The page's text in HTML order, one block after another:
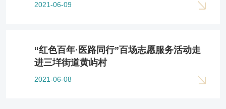
2021-06-09
“红色百年·医路同行”百场志愿服务活动走
进三垟街道黄屿村
2021-06-08